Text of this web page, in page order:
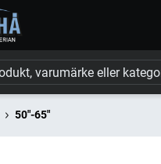
50"-65"